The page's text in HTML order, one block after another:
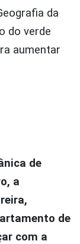
da
do verde
aumentar
de
a
de
com a